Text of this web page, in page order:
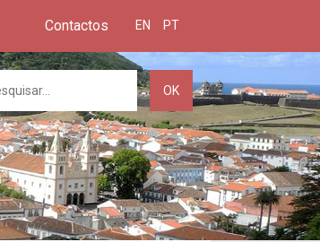
Contactos EN PT
OK